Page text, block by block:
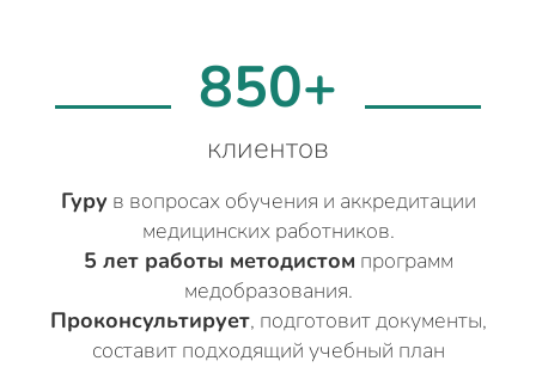
850+
клиентов
Гуру в вопросах обучения и аккредитации
медицинских работников.
5 лет работы методистом программ
медобразования.
Проконсультирует, подготовит документы,
составит подходящий учебный план